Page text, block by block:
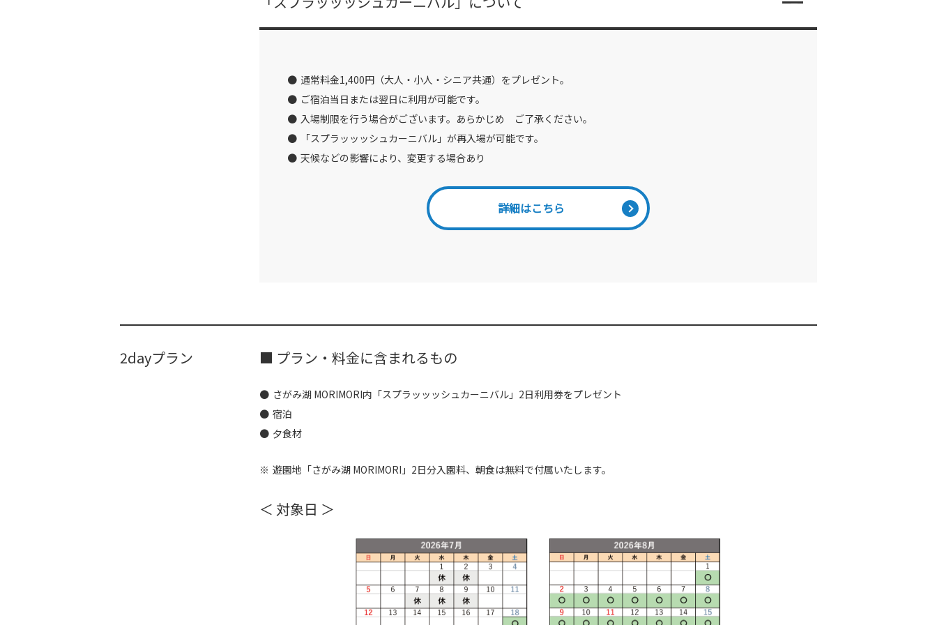
通常料金1,400円（大人・小人・シニア共通）をプレゼント。
ご宿泊当日または翌日に利用が可能です。
入場制限を行う場合がございます。あらかじめ ご了承ください。
「スプラッッッシュカーニバル」が再入場が可能です。
天候などの影響により、変更する場合あり
詳細はこちら
2dayプラン ■ プラン・料金に含まれるもの
さがみ湖 MORIMORI内「スプラッッッシュカーニバル」2日利用券をプレゼント
宿泊
夕食材
遊園地「さがみ湖 MORIMORI」2日分入園料、朝食は無料で付属いたします。
＜ 対象日 ＞